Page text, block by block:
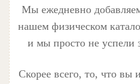
Мы ежедневно
нашем физическом
и мы просто не успели
Скорее всего, то, что вы